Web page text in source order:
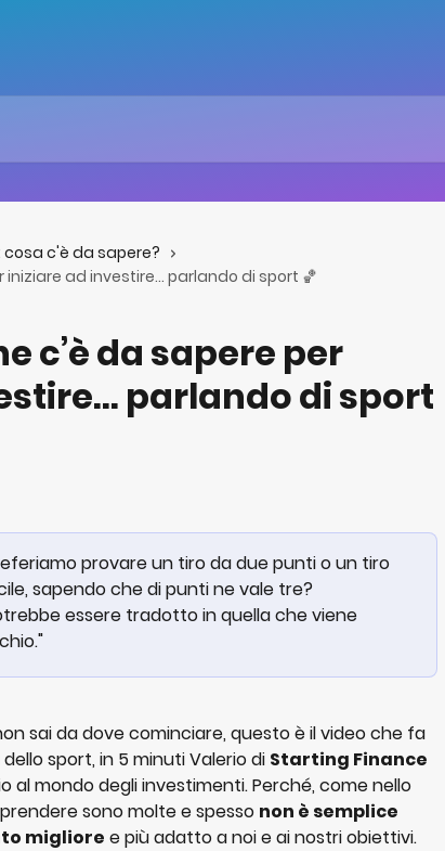
c'è da sapere?
iniziare ad investire… parlando di sport 🏀
c’è da sapere per
parlando di sport
provare un tiro da due punti o un tiro
sapendo che di punti ne vale tre?
essere tradotto in quella che viene
sai da dove cominciare, questo è il video che fa
sport, in 5 minuti Valerio di Starting Finance
al mondo degli investimenti. Perché, come nello
sono molte e spesso non è semplice
migliore e più adatto a noi e ai nostri obiettivi.